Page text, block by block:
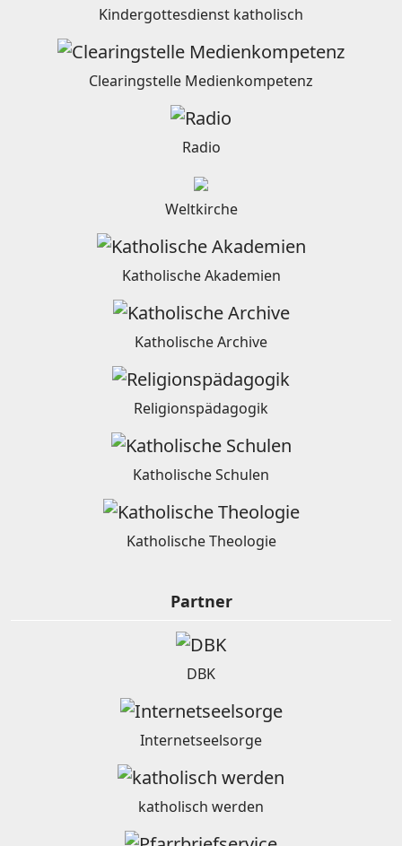
Kindergottesdienst katholisch
Clearingstelle Medienkompetenz
Radio
Weltkirche
Katholische Akademien
Katholische Archive
Religionspädagogik
Katholische Schulen
Katholische Theologie
Partner
DBK
Internetseelsorge
katholisch werden